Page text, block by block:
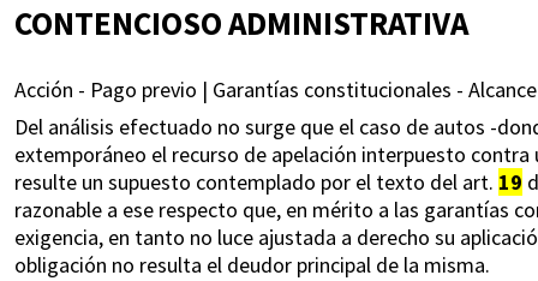
CONTENCIOSO ADMINISTRATIVA
Acción - Pago previo | Garantías constitucionales -
Del análisis efectuado no surge que el caso de autos -
extemporáneo el recurso de apelación interpuesto
resulte un supuesto contemplado por el texto del art. 19
razonable a ese respecto que, en mérito a las garantías
exigencia, en tanto no luce ajustada a derecho su
obligación no resulta el deudor principal de la misma.